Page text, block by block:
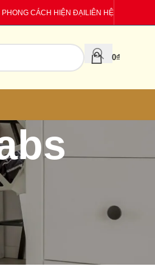
CÁCH HIỆN ĐẠILIÊN HỆ
0₫